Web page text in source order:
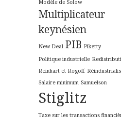
Modèle de Solow
Multiplicateur
keynésien
New Deal PIB Piketty
Politique industrielle
Reinhart et Rogoff
Salaire minimum Samuelson
Stiglitz
Taxe sur les transactions